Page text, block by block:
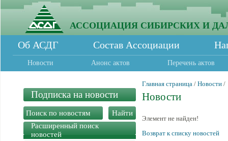
АССОЦИАЦИЯ СИБИРСКИХ И
Об АСДГ Состав Ассоциации
Новости Анонс актов Перечень актов
Подписка на новости
Расширенный поиск
новостей
Главная страница / Новости /
Новости
Элемент не найден!
Возврат к списку новостей